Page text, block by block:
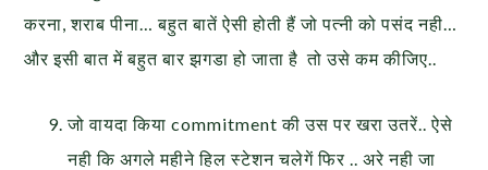
करना, शराब पीना… बहुत बातें ऐसी होती हैं जो पत्नी को पसंद नही…
और इसी बात में बहुत बार झगडा हो जाता है तो उसे कम कीजिए..
जो वायदा किया commitment की उस पर खरा उतरें.. ऐसे
नही कि अगले महीने हिल स्टेशन चलेगें फिर .. अरे नही जा